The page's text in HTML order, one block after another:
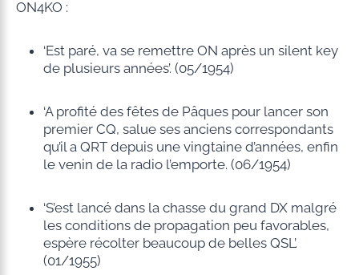
ON4KO :
‘Est paré, va se remettre ON après un silent key
de plusieurs années’. (05/1954)
‘A profité des fêtes de Pâques pour lancer son
premier CQ, salue ses anciens correspondants
qu’il a QRT depuis une vingtaine d’années, enfin
le venin de la radio l’emporte. (06/1954)
‘S’est lancé dans la chasse du grand DX malgré
les conditions de propagation peu favorables,
espère récolter beaucoup de belles QSL’.
(01/1955)